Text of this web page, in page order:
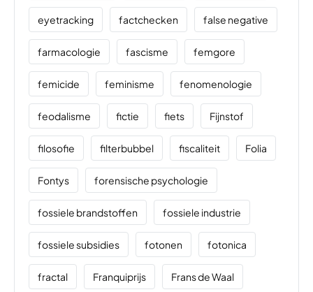
eyetracking factchecken false negative
farmacologie fascisme femgore
femicide feminisme fenomenologie
feodalisme fictie fiets Fijnstof
filosofie filterbubbel fiscaliteit Folia
Fontys forensische psychologie
fossiele brandstoffen fossiele industrie
fossiele subsidies fotonen fotonica
fractal Franquiprijs Frans de Waal